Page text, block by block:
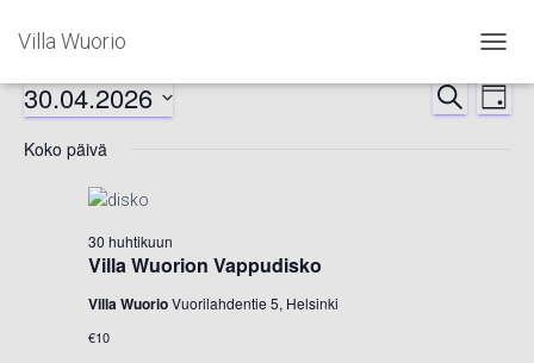
Villa Wuorio
Tapahtumat
for
30.04.2026
ETSI
PÄIVÄ
30.04.2026
päivä.
Koko päivä
Villa Wuorion Vappudisko
30 huhtikuun
Villa WuorioVuorilahdentie 5, Helsinki
€10